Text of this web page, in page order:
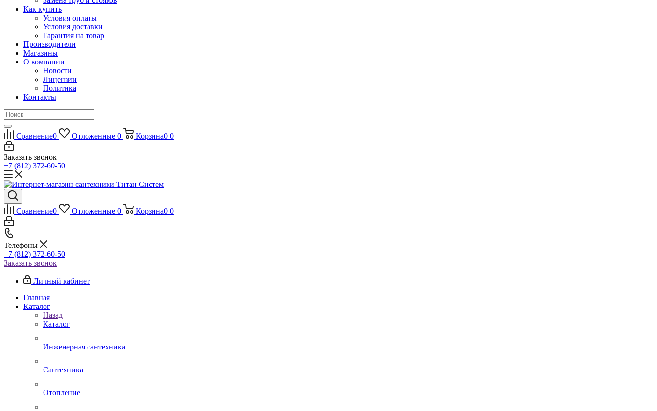
Как купить
Условия оплаты
Условия доставки
Гарантия на товар
Производители
Магазины
О компании
Новости
Лицензии
Политика
Контакты
Сравнение0 Отложенные 0 Корзина0 0
Заказать звонок
+7 (812) 372-60-50
Сравнение0 Отложенные 0 Корзина0 0
Телефоны
+7 (812) 372-60-50
Заказать звонок
Личный кабинет
Главная
Каталог
Назад
Каталог
Инженерная сантехника
Сантехника
Отопление